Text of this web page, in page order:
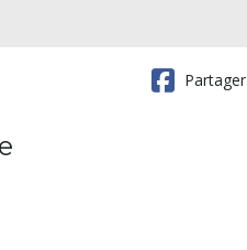
Partager